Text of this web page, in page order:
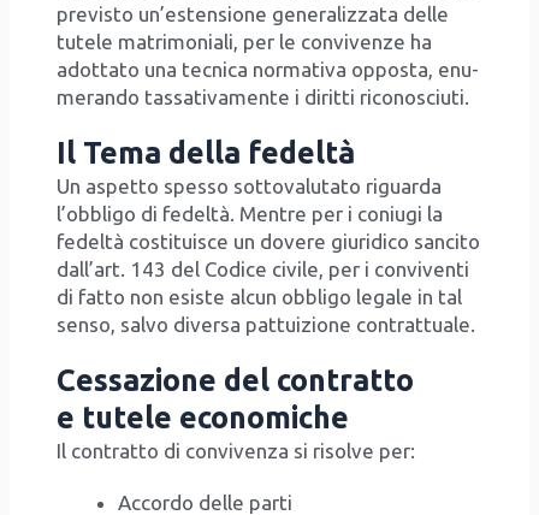
pre­vi­sto un’e­sten­sio­ne gene­ra­liz­za­ta del­le
tute­le matri­mo­nia­li, per le con­vi­ven­ze ha
adot­ta­to una tec­ni­ca nor­ma­ti­va oppo­sta, enu­
me­ran­do tas­sa­ti­va­men­te i dirit­ti rico­no­sciu­ti.
Il Tema della fedeltà
Un aspet­to spes­so sot­to­va­lu­ta­to riguar­da
l’ob­bli­go di fedel­tà. Men­tre per i coniu­gi la
fedel­tà costi­tui­sce un dove­re giu­ri­di­co san­ci­to
dal­l’art. 143 del Codi­ce civi­le, per i con­vi­ven­ti
di fat­to non esi­ste alcun obbli­go lega­le in tal
sen­so, sal­vo diver­sa pat­tui­zio­ne con­trat­tua­le.
Cessazione del contratto
e tutele economiche
Il con­trat­to di con­vi­ven­za si risol­ve per:
Accor­do del­le par­ti